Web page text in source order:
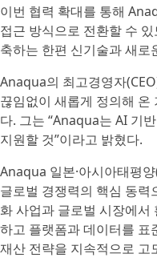
이번 협력 확대를 통해
접근 방식으로 전환할 수
축하는 한편 신기술과 새
Anaqua의 최고경영자
끊임없이 새롭게 정의해 온
다. 그는 “Anaqua는 AI 기
지원할 것”이라고 밝혔다.
Anaqua 일본·아시아태평
글로벌 경쟁력의 핵심 동력
화 사업과 글로벌 시장에
하고 플랫폼과 데이터를
재산 전략을 지속적으로 고